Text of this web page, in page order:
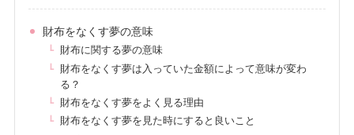
財布をなくす夢の意味
財布に関する夢の意味
財布をなくす夢は入っていた金額によって意味が変わ
る？
財布をなくす夢をよく見る理由
財布をなくす夢を見た時にすると良いこと